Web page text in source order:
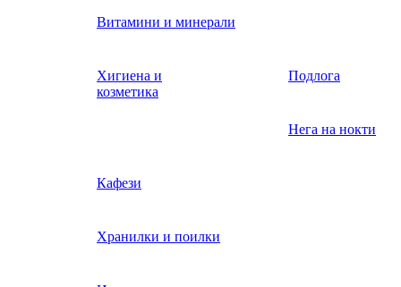
Витамини и минерали
Хигиена и
козметика
Подлога
Нега на нокти
Кафези
Хранилки и поилки